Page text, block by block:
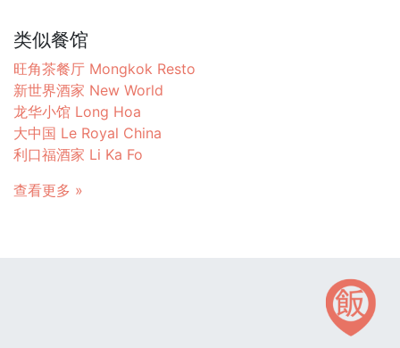
类似餐馆
旺角茶餐厅 Mongkok Resto
新世界酒家 New World
龙华小馆 Long Hoa
大中国 Le Royal China
利口福酒家 Li Ka Fo
查看更多 »